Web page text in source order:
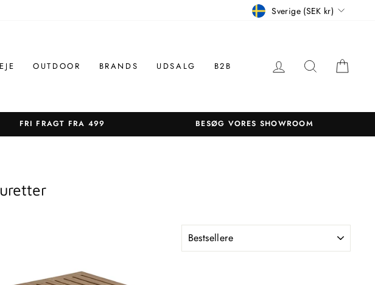
Betalingsmiddel
Sverige (SEK kr)
OUTDOOR BRANDS UDSALG B2B LOG IN SØGNING
FRI FRAGT FRA 499 BESØG VORES SHOWROOM